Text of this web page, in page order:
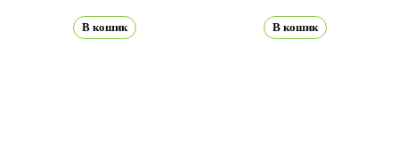
В кошик В кошик